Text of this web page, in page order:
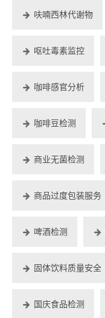
呋喃西林代谢物
呕吐毒素监控
咖啡感官分析
咖啡豆检测
商业无菌检测
商品过度包装服务
啤酒检测
固体饮料质量安全
国庆食品检测